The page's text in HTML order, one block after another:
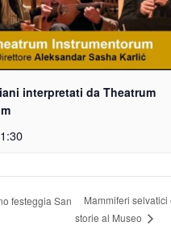
interpretati da Theatrum
festeggia San
Mammiferi selvatici
storie al Museo